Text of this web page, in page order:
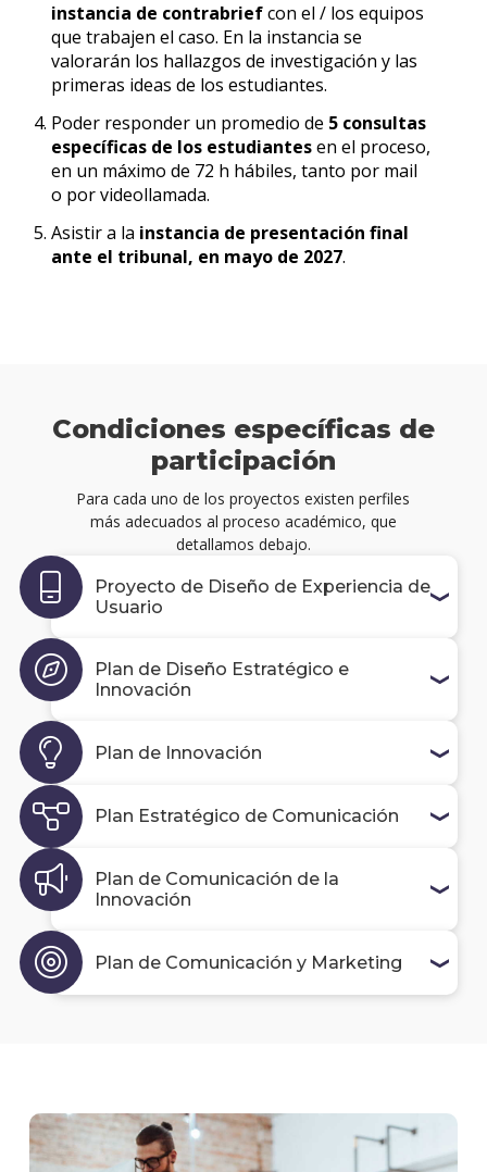
instancia de contrabriefcon el / los equipos
que trabajen el caso. En la instancia se
valorarán los hallazgos de investigación y las
primeras ideas de los estudiantes.
Poder responder un promedio de 5 consultas
específicas de los estudiantesen el proceso,
en un máximo de 72 h hábiles, tanto por mail
o por videollamada.
Asistir a la instancia de presentación final
ante el tribunal, en mayo de 2027.
Condiciones específicas de
participación
Para cada uno de los proyectos existen perfiles
más adecuados al proceso académico, que
detallamos debajo.
Proyecto de Diseño de Experiencia de
Usuario
Plan de Diseño Estratégico e
Innovación
Plan de Innovación
Plan Estratégico de Comunicación
Plan de Comunicación de la
Innovación
Plan de Comunicación y Marketing